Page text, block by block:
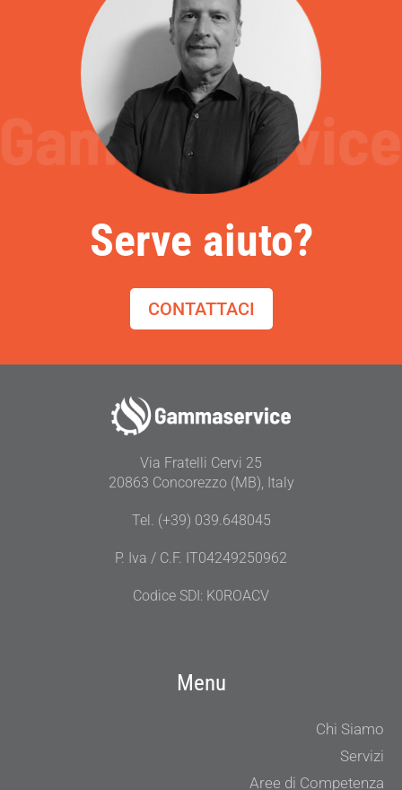
Serve aiuto?
CONTATTACI
Via Fratelli Cervi 25
20863 Concorezzo (MB), Italy
Tel. (+39) 039.648045
P. Iva / C.F. IT04249250962
Codice SDI: K0ROACV
Menu
Chi Siamo
Servizi
Aree di Competenza